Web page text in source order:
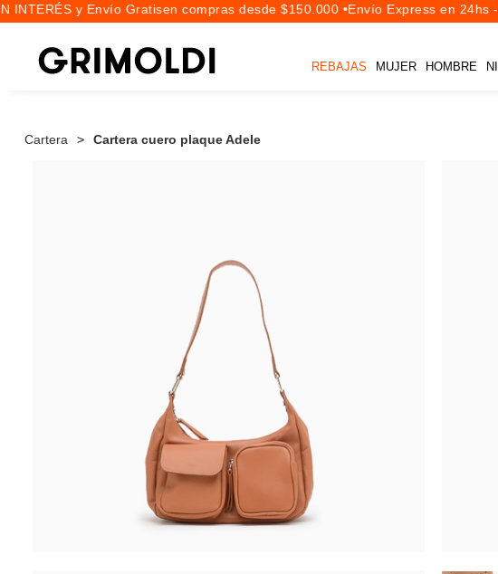
REBAJAS MUJER HOMBRE
y Envío Gratisen compras desde $150.000 •Envío Express en 24hs -
Cartera Cartera cuero plaque Adele